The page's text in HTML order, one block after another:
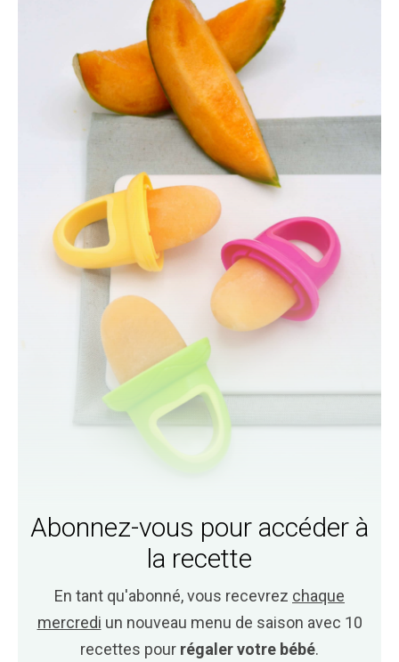
Abonnez-vous pour accéder à
la recette
En tant qu'abonné, vous recevrez chaque
mercredi un nouveau menu de saison avec 10
recettes pour régaler votre bébé.